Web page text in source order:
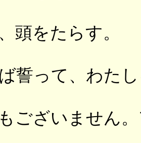
頭をたらす。
ば誓って、わた
もございません